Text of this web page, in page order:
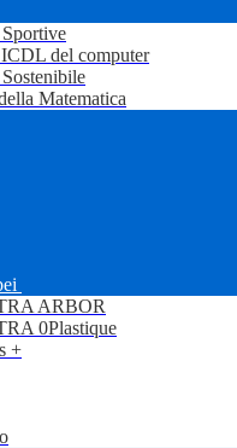
ICDL del computer
Matematica
ARBOR
0Plastique
+